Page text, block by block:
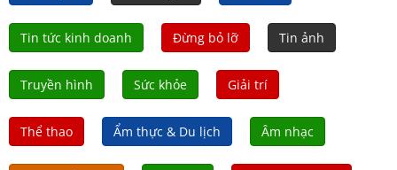
Tin tức kinh doanh Đừng bỏ lỡ Tin ảnh
Truyền hình Sức khỏe Giải trí
Thể thao Ẩm thực & Du lịch Âm nhạc